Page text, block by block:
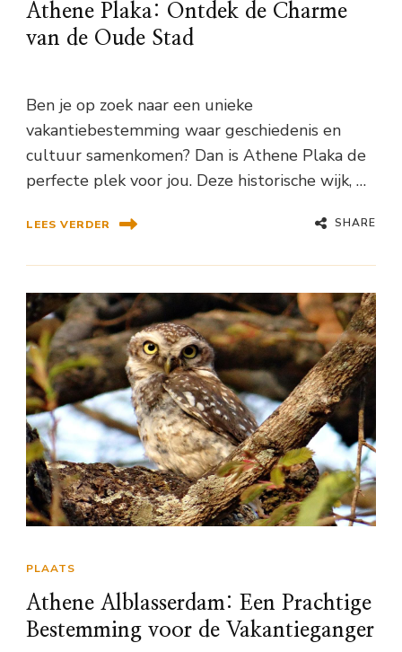
Athene Plaka: Ontdek de Charme
van de Oude Stad
Ben je op zoek naar een unieke
vakantiebestemming waar geschiedenis en
cultuur samenkomen? Dan is Athene Plaka de
perfecte plek voor jou. Deze historische wijk, …
LEES VERDER SHARE
PLAATS
Athene Alblasserdam: Een Prachtige
Bestemming voor de Vakantieganger